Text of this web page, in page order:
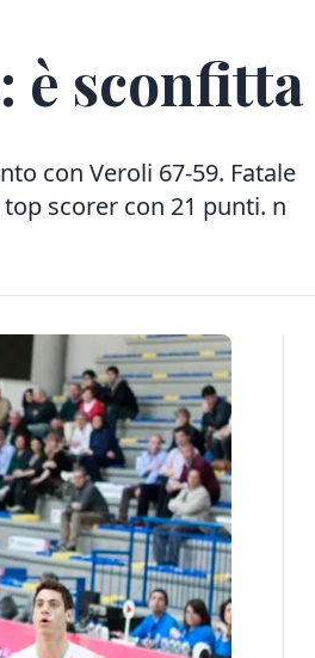
è sconfitta
con Veroli 67-59. Fatale
scorer con 21 punti. n